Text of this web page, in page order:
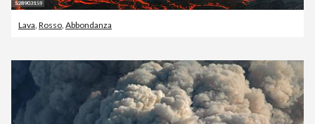
Lava Rosso Abbondanza